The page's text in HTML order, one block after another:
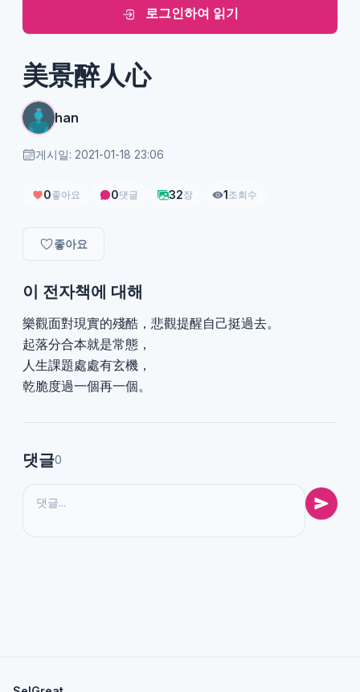
로그인하여 읽기
美景醉人心
han
게시일: 2021-01-18 23:06
0좋아요 0댓글 32장 1조회수
좋아요
이 전자책에 대해
樂觀面對現實的殘酷，悲觀提醒自己挺過去。
起落分合本就是常態，
人生課題處處有玄機，
乾脆度過一個再一個。
댓글0